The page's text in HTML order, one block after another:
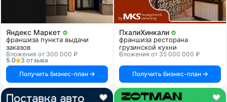
Яндекс Маркет
франшиза пункта выдачи
заказов
Вложения от 300 000 ₽
5.0
3 отзыва
Получить бизнес-план
ПхалиХинкали
франшиза ресторана
грузинской кухни
Вложения от 35 000 000 ₽
Получить бизнес-план